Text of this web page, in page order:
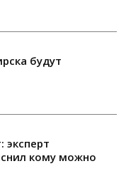
будут
эксперт
кому можно